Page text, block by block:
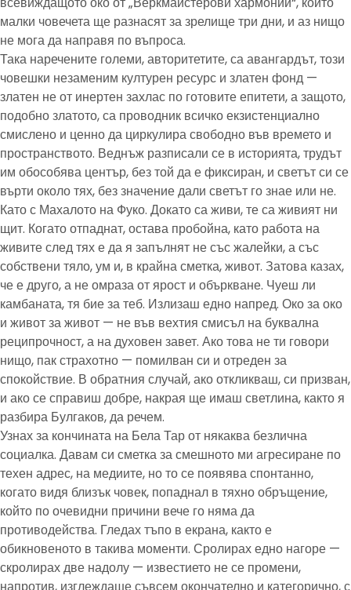
малки човечета ще разнасят за зрелище три дни, и аз нищо
не мога да направя по въпроса.
Така наречените големи, авторитетите, са авангардът, този
човешки незаменим културен ресурс и златен фонд —
златен не от инертен захлас по готовите епитети, а защото,
подобно златото, са проводник всичко екзистенциално
смислено и ценно да циркулира свободно във времето и
пространството. Веднъж разписали се в историята, трудът
им обособява център, без той да е фиксиран, и светът си се
върти около тях, без значение дали светът го знае или не.
Като с Махалото на Фуко. Докато са живи, те са живият ни
щит. Когато отпаднат, остава пробойна, като работа на
живите след тях е да я запълнят не със жалейки, а със
собствени тяло, ум и, в крайна сметка, живот. Затова казах,
че е друго, а не омраза от ярост и объркване. Чуеш ли
камбаната, тя бие за теб. Излизаш едно напред. Око за око
и живот за живот — не във вехтия смисъл на буквална
реципрочност, а на духовен завет. Ако това не ти говори
нищо, пак страхотно — помилван си и отреден за
спокойствие. В обратния случай, ако откликваш, си призван,
и ако се справиш добре, накрая ще имаш светлина, както я
разбира Булгаков, да речем.
Узнах за кончината на Бела Тар от някаква безлична
социалка. Давам си сметка за смешното ми агресиране по
техен адрес, на медиите, но то се появява спонтанно,
когато видя близък човек, попаднал в тяхно обръщение,
който по очевидни причини вече го няма да
противодейства. Гледах тъпо в екрана, както е
обикновеното в такива моменти. Сролирах едно нагоре —
скролирах две надолу — известието не се промени,